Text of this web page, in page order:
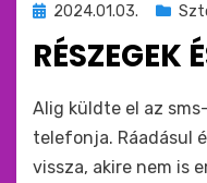
Beküldve
2024.01.03.
RÉSZEGEK
by monkey
Alig küldte el az
telefonja. Ráadásul
vissza, akire nem is